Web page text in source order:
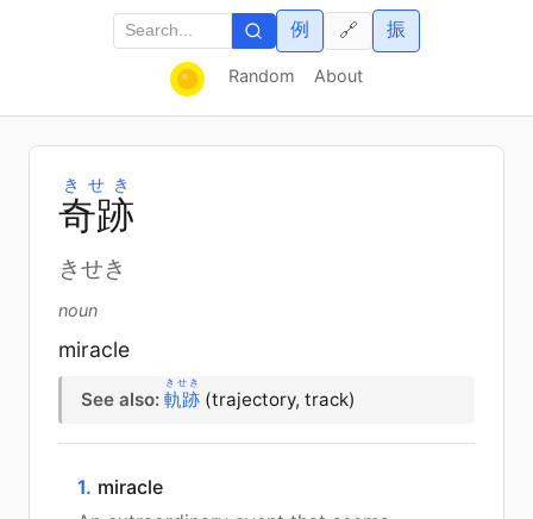
Random About
例 振
🔗
奇跡
きせき
きせき
noun
miracle
See also: 軌跡
きせき
(trajectory, track)
1. miracle